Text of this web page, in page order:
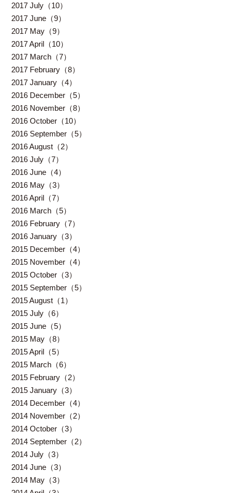
2017 July（10）
2017 June（9）
2017 May（9）
2017 April（10）
2017 March（7）
2017 February（8）
2017 January（4）
2016 December（5）
2016 November（8）
2016 October（10）
2016 September（5）
2016 August（2）
2016 July（7）
2016 June（4）
2016 May（3）
2016 April（7）
2016 March（5）
2016 February（7）
2016 January（3）
2015 December（4）
2015 November（4）
2015 October（3）
2015 September（5）
2015 August（1）
2015 July（6）
2015 June（5）
2015 May（8）
2015 April（5）
2015 March（6）
2015 February（2）
2015 January（3）
2014 December（4）
2014 November（2）
2014 October（3）
2014 September（2）
2014 July（3）
2014 June（3）
2014 May（3）